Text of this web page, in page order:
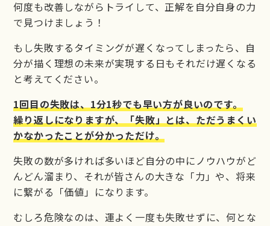
何度も改善しながらトライして、正解を自分自身の力
で見つけましょう！
もし失敗するタイミングが遅くなってしまったら、自
分が描く理想の未来が実現する日もそれだけ遅くなる
と考えてください。
1回目の失敗は、1分1秒でも早い方が良いのです。
繰り返しになりますが、「失敗」とは、ただうまくい
かなかったことが分かっただけ。
失敗の数が多ければ多いほど自分の中にノウハウがど
んどん溜まり、それが皆さんの大きな「力」や、将来
に繋がる「価値」になります。
むしろ危険なのは、運よく一度も失敗せずに、何とな